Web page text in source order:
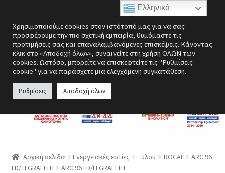
μετάβαση
στην
πλοήγηση
σε
περιεχόμενο
Ενεργειακές εστίες
υπό-
μενού
Ανεμιστήρες
Αρχική σελίδα Ενεργειακές εστίες Ξύλου ROCAL
ARC 96
LD/TI GRAFFITI
ARC 96 LD/LI GRAFFITI
Χρησιμοποιούμε cookies στον ιστότοπό μας για να σας
προσφέρουμε την πιο σχετική εμπειρία, θυμόμαστε τις
προτιμήσεις σας και επαναλαμβανόμενες επισκέψεις. Κάνοντας
κλικ στο «Αποδοχή όλων», συναινείτε στη χρήση ΟΛΩΝ των
cookies. Ωστόσο, μπορείτε να επισκεφτείτε τις "Ρυθμίσεις
cookie" για να παράσχετε μια ελεγχόμενη συγκατάθεση.
Ρυθμίσεις Αποδοχή όλων
Ελληνικά